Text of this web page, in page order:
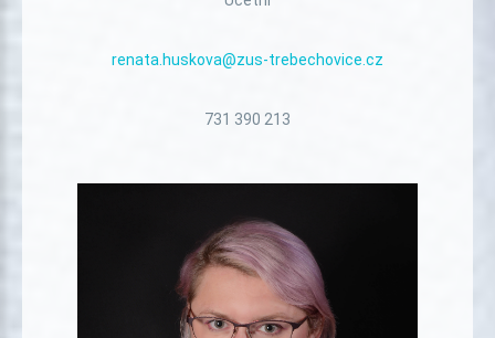
renata.huskova@zus-trebechovice.cz
731 390 213